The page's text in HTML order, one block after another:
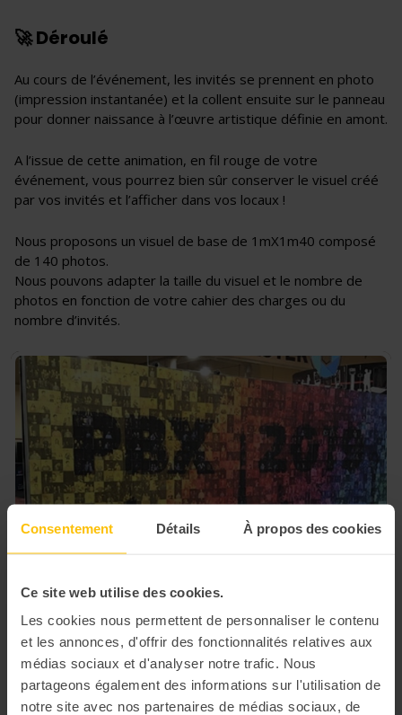
Consentement Détails À propos des cookies
Ce site web utilise des cookies.
Les cookies nous permettent de personnaliser le contenu
et les annonces, d'offrir des fonctionnalités relatives aux
médias sociaux et d'analyser notre trafic. Nous
partageons également des informations sur l'utilisation de
notre site avec nos partenaires de médias sociaux, de
🚀 Déroulé
Au cours de l’événement, les invités se prennent en photo
(impression instantanée) et la collent ensuite sur le panneau
pour donner naissance à l’œuvre artistique définie en amont.
A l’issue de cette animation, en fil rouge de votre
événement, vous pourrez bien sûr conserver le visuel créé
par vos invités et l’afficher dans vos locaux !
Nous proposons un visuel de base de 1mX1m40 composé
de 140 photos.
Nous pouvons adapter la taille du visuel et le nombre de
photos en fonction de votre cahier des charges ou du
nombre d’invités.